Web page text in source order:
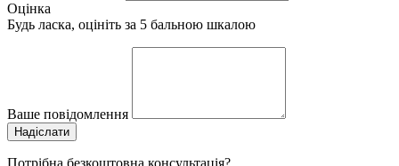
Оцінка
Будь ласка, оцініть за 5 бальною шкалою
Ваше повідомлення